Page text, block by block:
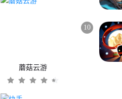
蘑菇云游
10